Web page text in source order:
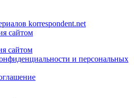
korrespondent.net
сайтом
сайтом
и персональных